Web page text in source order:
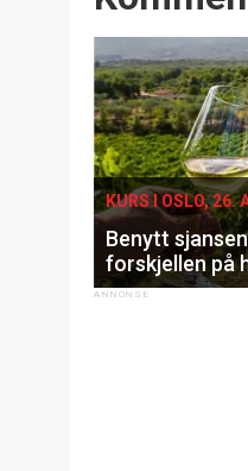
KURS I OSLO, 26.
Benytt
forskjellen på